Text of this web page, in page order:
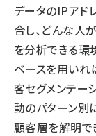
データのIPアド
合し、どんな人
を分析できる環
ベースを用いれ
客セグメンテー
動のパターン別
顧客層を解明で